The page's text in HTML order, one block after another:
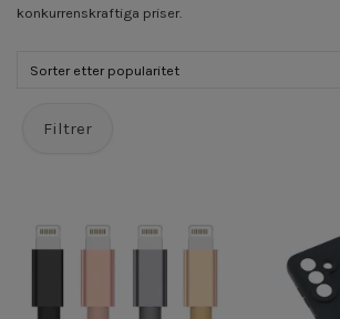
konkurrenskraftiga priser.
Filtrer